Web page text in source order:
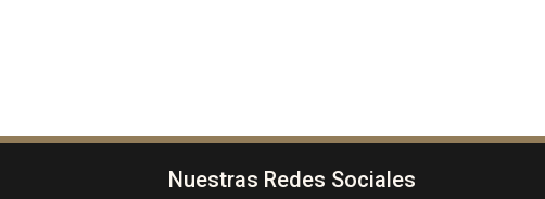
Nuestras Redes Sociales